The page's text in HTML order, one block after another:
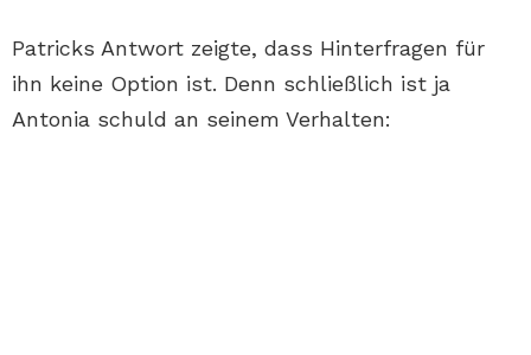
Patricks Antwort zeigte, dass Hinterfragen für
ihn keine Option ist. Denn schließlich ist ja
Antonia schuld an seinem Verhalten: